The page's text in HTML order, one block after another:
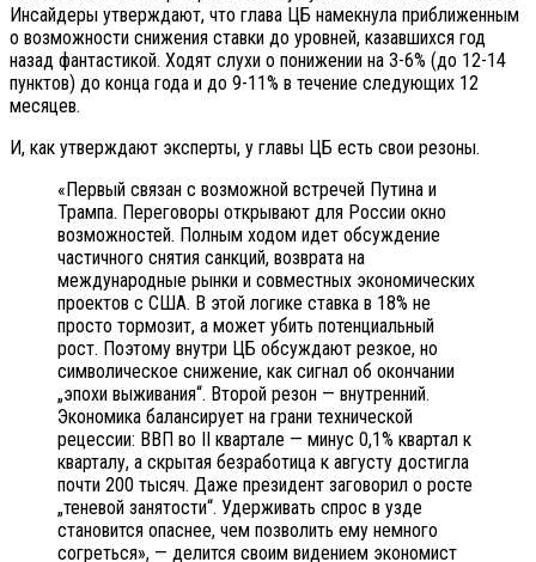
Инсайдеры утверждают, что глава ЦБ намекнула приближенным
о возможности снижения ставки до уровней, казавшихся год
назад фантастикой. Ходят слухи о понижении на 3-6% (до 12-14
пунктов) до конца года и до 9-11% в течение следующих 12
месяцев.
И, как утверждают эксперты, у главы ЦБ есть свои резоны.
«Первый связан с возможной встречей Путина и
Трампа. Переговоры открывают для России окно
возможностей. Полным ходом идет обсуждение
частичного снятия санкций, возврата на
международные рынки и совместных экономических
проектов с США. В этой логике ставка в 18% не
просто тормозит, а может убить потенциальный
рост. Поэтому внутри ЦБ обсуждают резкое, но
символическое снижение, как сигнал об окончании
„эпохи выживания“. Второй резон — внутренний.
Экономика балансирует на грани технической
рецессии: ВВП во II квартале — минус 0,1% квартал к
кварталу, а скрытая безработица к августу достигла
почти 200 тысяч. Даже президент заговорил о росте
„теневой занятости“. Удерживать спрос в узде
становится опаснее, чем позволить ему немного
согреться», — делится своим видением экономист